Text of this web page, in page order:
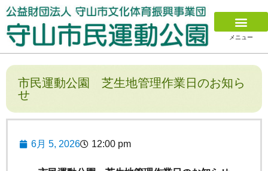
メニュー
市民運動公園 芝生地管理作業日のお知ら
せ
6月 5, 2026 12:00 pm